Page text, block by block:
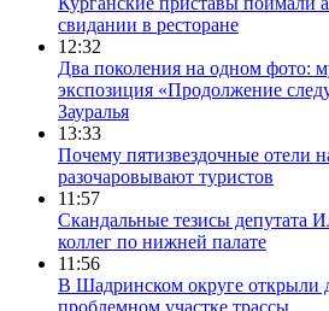
свидании в ресторане
12:32
Два поколения на одном фото:
экспозиция «Продолжение
Зауралья
13:33
Почему пятизвездочные отели
разочаровывают туристов
11:57
Скандальные тезисы депутата
коллег по нижней палате
11:56
В Шадринском округе открыли
проблемном участке трассы